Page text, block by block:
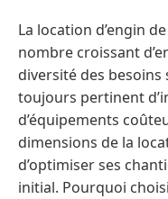
La location d’engin
nombre croissant
diversité des besoins
toujours pertinent
d’équipements
dimensions de la
d’optimiser ses
initial. Pourquoi